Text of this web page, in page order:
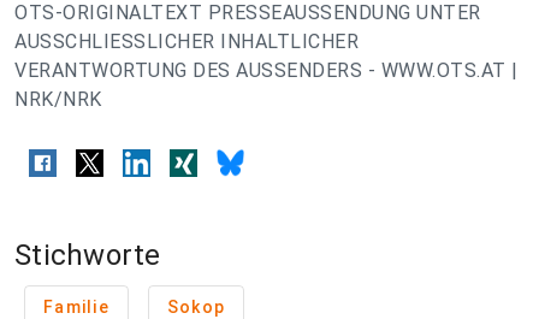
OTS-ORIGINALTEXT PRESSEAUSSENDUNG UNTER
AUSSCHLIESSLICHER INHALTLICHER
VERANTWORTUNG DES AUSSENDERS - WWW.OTS.AT |
NRK/NRK
Stichworte
Familie Sokop